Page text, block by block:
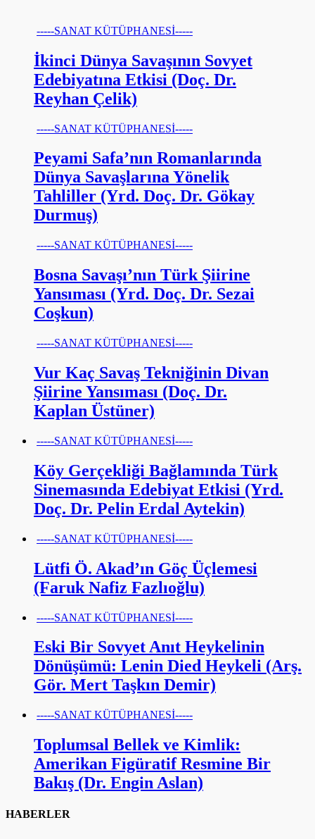
-----SANAT KÜTÜPHANESİ-----
İkinci Dünya Savaşının Sovyet
Edebiyatına Etkisi (Doç. Dr.
Reyhan Çelik)
-----SANAT KÜTÜPHANESİ-----
Peyami Safa’nın Romanlarında
Dünya Savaşlarına Yönelik
Tahliller (Yrd. Doç. Dr. Gökay
Durmuş)
-----SANAT KÜTÜPHANESİ-----
Bosna Savaşı’nın Türk Şiirine
Yansıması (Yrd. Doç. Dr. Sezai
Coşkun)
-----SANAT KÜTÜPHANESİ-----
Vur Kaç Savaş Tekniğinin Divan
Şiirine Yansıması (Doç. Dr.
Kaplan Üstüner)
-----SANAT KÜTÜPHANESİ-----
Köy Gerçekliği Bağlamında Türk
Sinemasında Edebiyat Etkisi (Yrd.
Doç. Dr. Pelin Erdal Aytekin)
-----SANAT KÜTÜPHANESİ-----
Lütfi Ö. Akad’ın Göç Üçlemesi
(Faruk Nafiz Fazlıoğlu)
-----SANAT KÜTÜPHANESİ-----
Eski Bir Sovyet Anıt Heykelinin
Dönüşümü: Lenin Died Heykeli (Arş.
Gör. Mert Taşkın Demir)
-----SANAT KÜTÜPHANESİ-----
Toplumsal Bellek ve Kimlik:
Amerikan Figüratif Resmine Bir
Bakış (Dr. Engin Aslan)
HABERLER